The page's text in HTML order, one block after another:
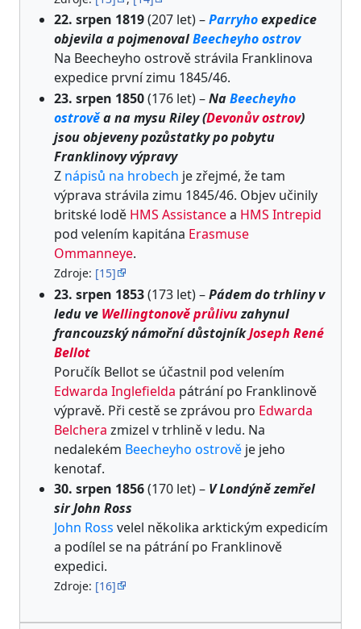
22. srpen 1819(207 let) –Parryhoexpedice
objevila a pojmenovalBeecheyho ostrov
Na Beecheyho ostrově strávila Franklinova
expedice první zimu 1845/46.
23. srpen 1850(176 let) –NaBeecheyho
ostrověa na mysu Riley (Devonův ostrov)
jsou objeveny pozůstatky po pobytu
Franklinovy výpravy
Z nápisů na hrobech je zřejmé, že tam
výprava strávila zimu 1845/46. Objev učinily
britské lodě HMS Assistancea HMS Intrepid
pod velením kapitána Erasmuse
Ommanneye.
Zdroje: [15]
23. srpen 1853(173 let) –Pádem do trhliny v
ledu ve Wellingtonově průlivuzahynul
francouzský námořní důstojníkJoseph René
Bellot
Poručík Bellot se účastnil pod velením
Edwarda Inglefielda pátrání po Franklinově
výpravě. Při cestě se zprávou pro Edwarda
Belchera zmizel v trhlině v ledu. Na
nedalekém Beecheyho ostrověje jeho
kenotaf.
30. srpen 1856(170 let) – V Londýně zemřel
sir John Ross
John Ross velel několika arktickým expedicím
a podílel se na pátrání po Franklinově
expedici.
Zdroje: [16]